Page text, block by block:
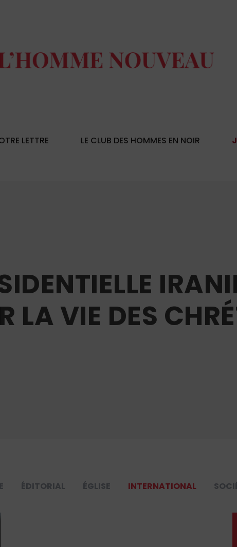
LETTRE LE CLUB DES HOMMES EN NOIR
LA VIE DES
ÉDITORIAL ÉGLISE INTERNATIONAL